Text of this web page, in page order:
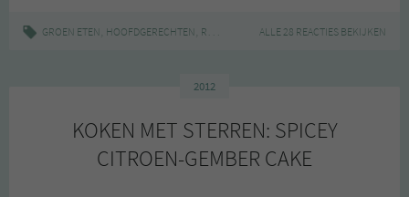
citroenen
GROEN ETEN, HOOFDGERECHTEN, RECEPT AUBERGINE,CITROEN,COURGETTE
ALLE 28 REACTIES BEKIJKEN
2012
KOKEN MET STERREN: SPICEY
CITROEN-GEMBER CAKE